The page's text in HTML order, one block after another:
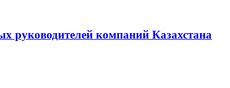
руководителей компаний Казахстана